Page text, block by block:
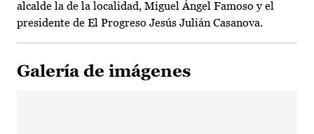
alcalde la de la localidad, Miguel Ángel Famoso y el
presidente de El Progreso Jesús Julián Casanova.
Galería de imágenes